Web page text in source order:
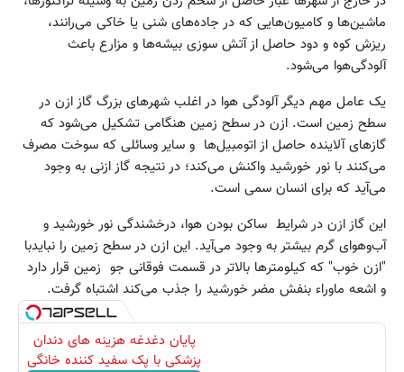
ماشین‌ها و کامیون‌هایی که در جاده‌های شنی یا خاکی می‌رانند،
ریزش کوه و دود حاصل از آتش سوزی بیشه‌ها و مزارع باعث
آلودگی‌هوا می‌شود.
یک عامل مهم دیگر آلودگی هوا در اغلب شهرهای بزرگ گاز ازن در
سطح زمین است. ازن در سطح زمین هنگامی تشکیل می‌شود که
گازهای آلاینده حاصل از اتومبیل‌ها و سایر وسائلی که سوخت مصرف
می‌کنند با نور خورشید واکنش می‌کند؛ در نتیجه گاز ازنی به وجود
می‌آید که برای انسان سمی است.
این گاز ازن در شرایط ساکن بودن هوا، درخشندگی نور خورشید و
آب‌وهوای گرم بیشتر به وجود می‌آید. این ازن در سطح زمین را نبایدبا
"ازن خوب" که کیلومترها بالاتر در قسمت فوقانی جو زمین قرار دارد
و اشعه ماوراء بنفش مضر خورشید را جذب می‌کند اشتباه گرفت.
پایان دغدغه هزینه های دندان
پزشکی با پک سفید کننده خانگی